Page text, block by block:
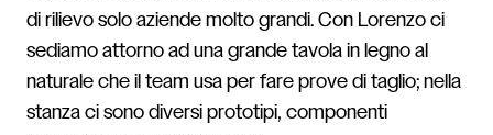
di rilievo solo aziende molto grandi. Con Lorenzo ci
sediamo attorno ad una grande tavola in legno al
naturale che il team usa per fare prove di taglio; nella
stanza ci sono diversi prototipi, componenti